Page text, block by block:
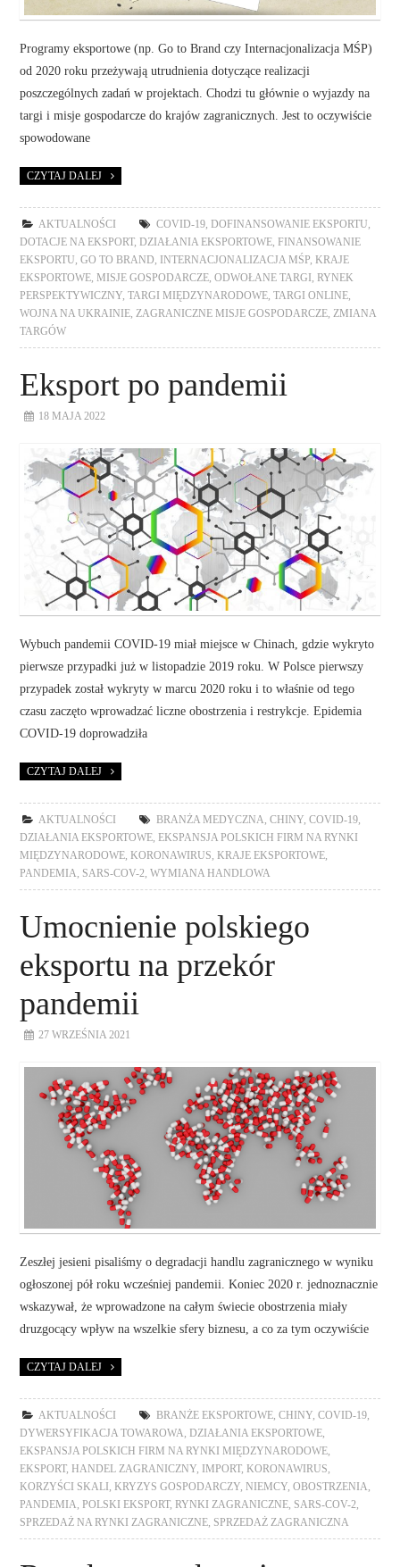
Programy eksportowe (np. Go to Brand czy Internacjonalizacja MŚP)
od 2020 roku przeżywają utrudnienia dotyczące realizacji
poszczególnych zadań w projektach. Chodzi tu głównie o wyjazdy na
targi i misje gospodarcze do krajów zagranicznych. Jest to oczywiście
spowodowane
CZYTAJ DALEJ
AKTUALNOŚCI COVID-19 DOFINANSOWANIE EKSPORTU
DOTACJE NA EKSPORT, DZIAŁANIA EKSPORTOWE
FINANSOWANIE
EKSPORTU ,GO TO BRAND INTERNACJONALIZACJA MŚP
KRAJE
EKSPORTOWE
MISJE GOSPODARCZE ,ODWOŁANE TARGI
RYNEK
PERSPEKTYWICZNY ,TARGI MIĘDZYNARODOWE ,TARGI ONLINE
WOJNA NA UKRAINIE ZAGRANICZNE MISJE GOSPODARCZE ZMIANA
TARGÓW
Eksport po pandemii
18 MAJA 2022
Wybuch pandemii COVID-19 miał miejsce w Chinach, gdzie wykryto
pierwsze przypadki już w listopadzie 2019 roku. W Polsce pierwszy
przypadek został wykryty w marcu 2020 roku i to właśnie od tego
czasu zaczęto wprowadzać liczne obostrzenia i restrykcje. Epidemia
COVID-19 doprowadziła
CZYTAJ DALEJ
AKTUALNOŚCI BRANŻA MEDYCZNA ,CHINY ,COVID-19
DZIAŁANIA EKSPORTOWE ,EKSPANSJA POLSKICH FIRM NA RYNKI
MIĘDZYNARODOWE ,KORONAWIRUS ,KRAJE EKSPORTOWE
PANDEMIA
SARS-COV-2 ,WYMIANA HANDLOWA
Umocnienie polskiego
eksportu na przekór
pandemii
27 WRZEŚNIA 2021
Zeszłej jesieni pisaliśmy o degradacji handlu zagranicznego w wyniku
ogłoszonej pół roku wcześniej pandemii. Koniec 2020 r. jednoznacznie
wskazywał, że wprowadzone na całym świecie obostrzenia miały
druzgocący wpływ na wszelkie sfery biznesu, a co za tym oczywiście
CZYTAJ DALEJ
AKTUALNOŚCI BRANŻE EKSPORTOWE ,CHINY ,COVID-19
DYWERSYFIKACJA TOWAROWA
DZIAŁANIA EKSPORTOWE
EKSPANSJA POLSKICH FIRM NA RYNKI MIĘDZYNARODOWE
EKSPORT, HANDEL ZAGRANICZNY IMPORT, KORONAWIRUS
KORZYŚCI SKALI
KRYZYS GOSPODARCZY NIEMCY ,OBOSTRZENIA
PANDEMIA
POLSKI EKSPORT, RYNKI ZAGRANICZNE SARS-COV-2
SPRZEDAŻ NA RYNKI ZAGRANICZNE SPRZEDAŻ ZAGRANICZNA